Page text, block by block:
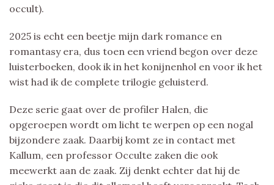
occult).
2025 is echt een beetje mijn dark romance en
romantasy era, dus toen een vriend begon over deze
luisterboeken, dook ik in het konijnenhol en voor ik het
wist had ik de complete trilogie geluisterd.
Deze serie gaat over de profiler Halen, die
opgeroepen wordt om licht te werpen op een nogal
bijzondere zaak. Daarbij komt ze in contact met
Kallum, een professor Occulte zaken die ook
meewerkt aan de zaak. Zij denkt echter dat hij de